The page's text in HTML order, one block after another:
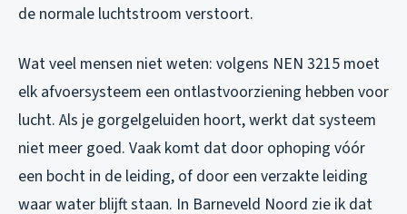
de normale luchtstroom verstoort.
Wat veel mensen niet weten: volgens NEN 3215 moet
elk afvoersysteem een ontlastvoorziening hebben voor
lucht. Als je gorgelgeluiden hoort, werkt dat systeem
niet meer goed. Vaak komt dat door ophoping vóór
een bocht in de leiding, of door een verzakte leiding
waar water blijft staan. In Barneveld Noord zie ik dat